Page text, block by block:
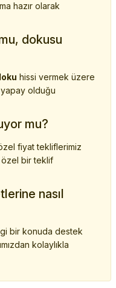
hazır olarak
dokusu
hissi vermek üzere
yapay olduğu
mu?
fiyat tekliflerimiz
özel bir teklif
nasıl
bir konuda destek
kolaylıkla